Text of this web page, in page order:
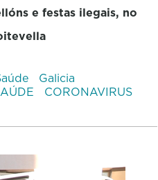
e festas ilegais, no
Galicia
CORONAVIRUS